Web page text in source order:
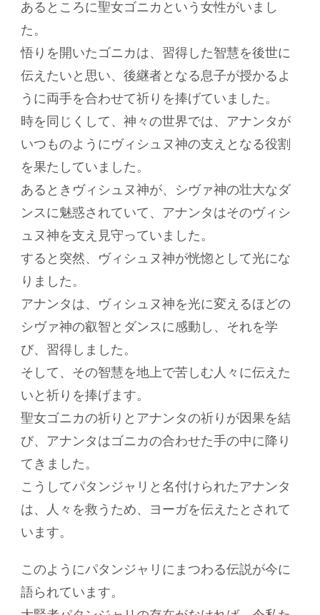
あるところに聖女ゴニカという女性がいまし
た。
悟りを開いたゴニカは、習得した智慧を後世に
伝えたいと思い、後継者となる息子が授かるよ
うに両手を合わせて祈りを捧げていました。
時を同じくして、神々の世界では、アナンタが
いつものようにヴィシュヌ神の支えとなる役割
を果たしていました。
あるときヴィシュヌ神が、シヴァ神の壮大なダ
ンスに魅惑されていて、アナンタはそのヴィシ
ュヌ神を支え見守っていました。
すると突然、ヴィシュヌ神が恍惚として光にな
りました。
アナンタは、ヴィシュヌ神を光に変えるほどの
シヴァ神の叡智とダンスに感動し、それを学
び、習得しました。
そして、その智慧を地上で苦しむ人々に伝えた
いと祈りを捧げます。
聖女ゴニカの祈りとアナンタの祈りが因果を結
び、アナンタはゴニカの合わせた手の中に降り
てきました。
こうしてパタンジャリと名付けられたアナンタ
は、人々を救うため、ヨーガを伝えたとされて
います。
このようにパタンジャリにまつわる伝説が今に
語られています。